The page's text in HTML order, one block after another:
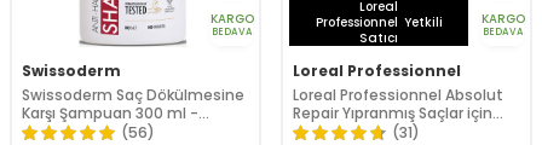
KARGO
BEDAVA
Swissoderm
Swissoderm Saç Dökülmesine
Karşı Şampuan 300 ml -
Normal Kuru Saç Tipi
(56)
Loreal
Professionnel Yetkili
Satıcı
KARGO
BEDAVA
Loreal Professionnel
Loreal Professionnel Absolut
Repair Yıpranmış Saçlar için
Bariyer Onarıcı Şampuan 500
(31)